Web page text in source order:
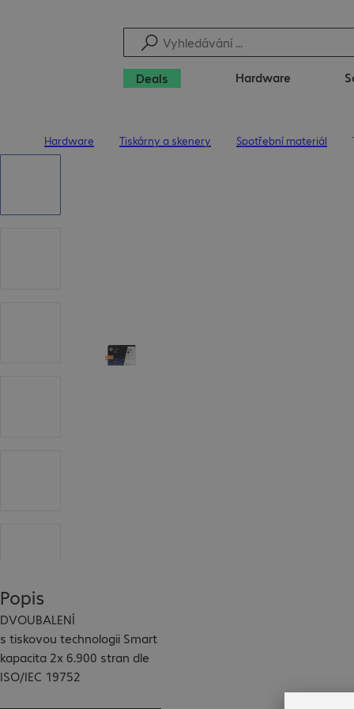
Deals Hardware
Hardware Tiskárny a skenery Spotřební materiál
Popis
DVOUBALENÍ
s tiskovou technologii Smart
kapacita 2x 6.900 stran dle
ISO/IEC 19752